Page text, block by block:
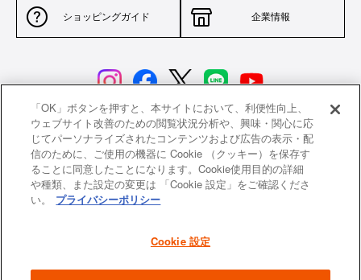
ショッピングガイド 企業情報
サイトポリシー 特定商取引法に基づく表示
並行輸入品について 個人情報保護方針
返品について
よくあるご質問 お問い合わせ
「OK」ボタンを押すと、本サイトにおいて、利便性向上、
ウェブサイト改善のための閲覧状況分析や、興味・関心に応
じてパーソナライズされたコンテンツおよび広告の表示・配
信のために、ご使用の機器に Cookie （クッキー）を保存す
ることに同意したことになります。Cookie使用目的の詳細
や種類、また設定の変更は 「Cookie 設定」をご確認くださ
い。
プライバシーポリシー
Cookie 設定